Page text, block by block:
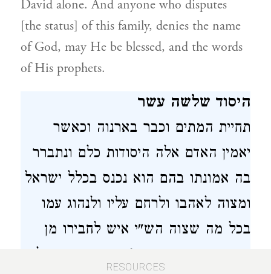
David alone. And anyone who disputes
[the status] of this family, denies the name
of God, may He be blessed, and the words
of His prophets.
היסוד שלשה עשר
תחיית המתים וכבר בארנוה וכאשר
יאמין האדם אלה היסודות כלם ונתברר
בה אמונתו בהם הוא נכנס בכלל ישראל
ומצוה לאהבו ולרחם עליו ולנהוג עמו
בכל מה שצוה הש"י איש לחבירו מן
האהבה והאחוה ואפי' עשה מה שיכול
RESOURCES